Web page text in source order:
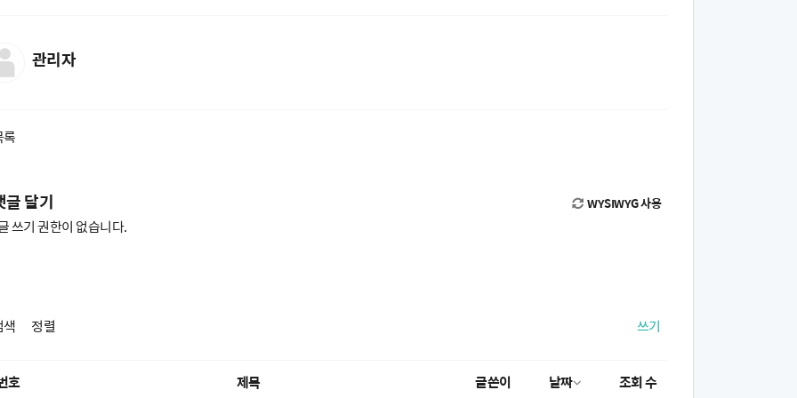
관리자
글 달기 WYSIWYG 사용
쓰기 권한이 없습니다.
정렬 쓰기
호 제목 글쓴이 날짜 조회 수